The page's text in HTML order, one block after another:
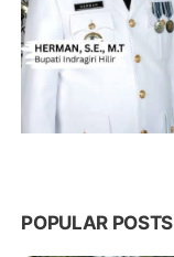
POPULAR POSTS